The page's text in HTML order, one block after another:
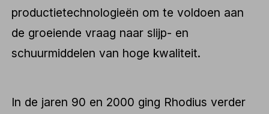
productietechnologieën om te voldoen aan
de groeiende vraag naar slijp- en
schuurmiddelen van hoge kwaliteit.
In de jaren 90 en 2000 ging Rhodius verder